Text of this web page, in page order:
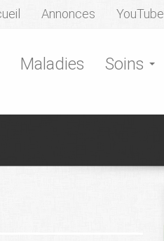
Annonces YouTube
Maladies Soins